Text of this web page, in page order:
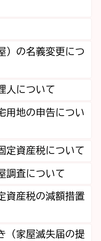
）の名義変更につ
人について
用地の申告につい
定資産税について
調査について
資産税の減額措置
（家屋滅失届の提